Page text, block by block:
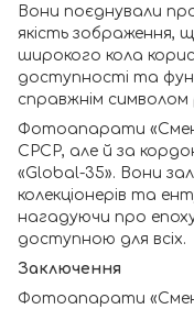
Вони поєднували
якість зображення,
широкого кола
доступності та
справжнім символом
Фотоапарати
СРСР, але й за
«Global-35». Вони
колекціонерів та
нагадуючи про
доступною для всіх.
Заключення
Фотоапарати